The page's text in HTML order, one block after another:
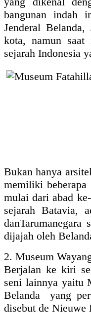
bangunan indah
Jenderal
kota, namun
sejarah Indonesia
Bukan hanya
memiliki
mulai dari abad
sejarah Batavia,
danTarumanegara
dijajah oleh
2. Museum
Berjalan ke kiri
seni lainnya yaitu
Belanda yang
disebut de Nieuwe